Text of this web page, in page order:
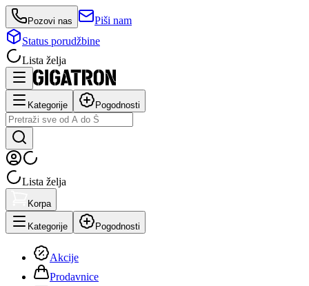
Pozovi nas
Piši nam
Status porudžbine
Lista želja
Kategorije Pogodnosti
Lista želja
Korpa
Kategorije Pogodnosti
Akcije
Prodavnice